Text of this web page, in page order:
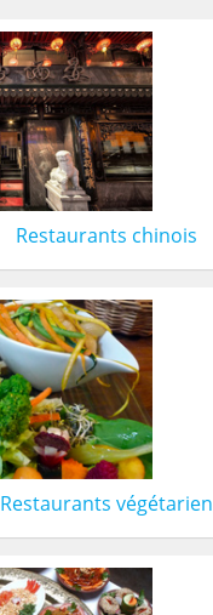
Restaurants chinois
Restaurants végétarien